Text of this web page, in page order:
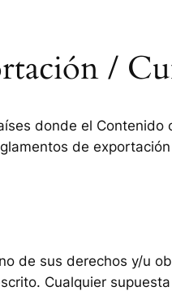
/
donde el
de
de sus derechos y/u
Cualquier